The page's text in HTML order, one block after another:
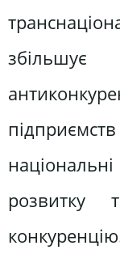
збільшує
розвитку